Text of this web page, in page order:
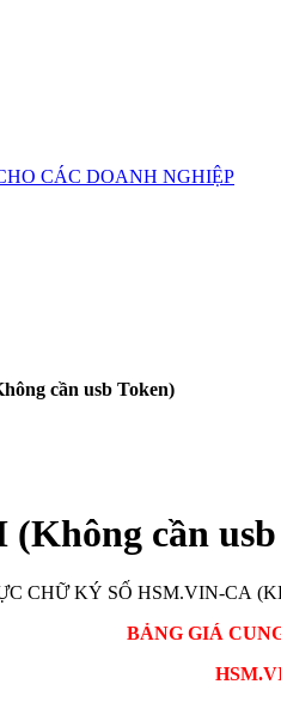
CÁC DOANH NGHIỆP
cần usb Token)
cần
THỰC CHỮ
BẢNG GIÁ